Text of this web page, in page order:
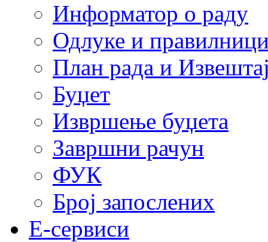
Информатор о раду
Одлуке и
План рада и
Буџет
Извршење буџета
Завршни рачун
ФУК
Број запослених
E-сервиси